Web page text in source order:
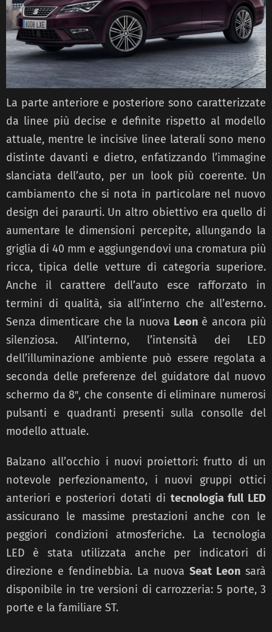
La parte anteriore e posteriore sono caratterizzate
da linee più decise e definite rispetto al modello
attuale, mentre le incisive linee laterali sono meno
distinte davanti e dietro, enfatizzando l’immagine
slanciata dell’auto, per un look più coerente. Un
cambiamento che si nota in particolare nel nuovo
design dei paraurti. Un altro obiettivo era quello di
aumentare le dimensioni percepite, allungando la
griglia di 40 mm e aggiungendovi una cromatura più
ricca, tipica delle vetture di categoria superiore.
Anche il carattere dell’auto esce rafforzato in
termini di qualità, sia all’interno che all’esterno.
Senza dimenticare che la nuova Leonè ancora più
silenziosa. All’interno, l’intensità dei LED
dell’illuminazione ambiente può essere regolata a
seconda delle preferenze del guidatore dal nuovo
schermo da 8″, che consente di eliminare numerosi
pulsanti e quadranti presenti sulla consolle del
modello attuale.
Balzano all’occhio i nuovi proiettori: frutto di un
notevole perfezionamento, i nuovi gruppi ottici
anteriori e posteriori dotati di tecnologia full LED
assicurano le massime prestazioni anche con le
peggiori condizioni atmosferiche. La tecnologia
LED è stata utilizzata anche per indicatori di
direzione e fendinebbia. La nuova Seat Leon sarà
disponibile in tre versioni di carrozzeria: 5 porte, 3
porte e la familiare ST.